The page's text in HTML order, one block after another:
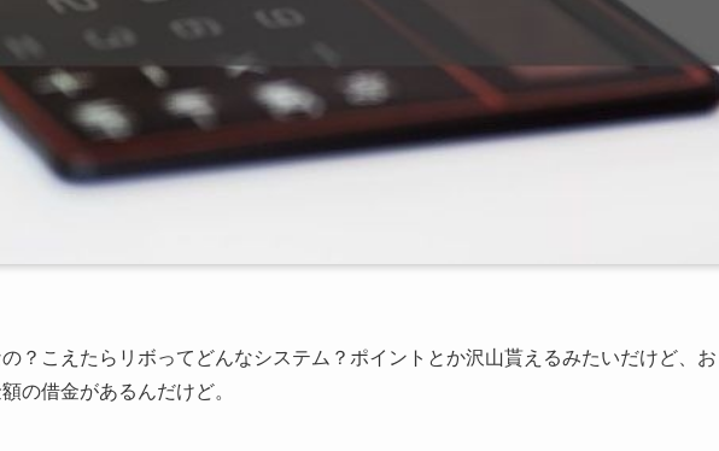
？こえたらリボってどんなシステム？ポイントとか沢山貰えるみたいだけど、お
の借金があるんだけど。